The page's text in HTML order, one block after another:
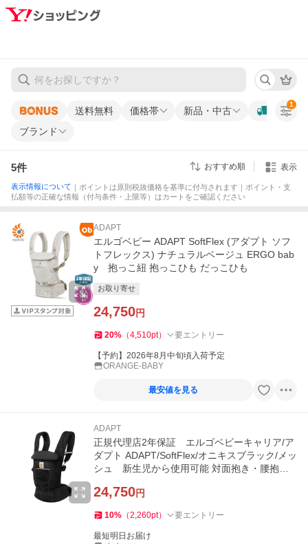
送料無料 価格帯
新品・中古
ブランド
1
5件 おすすめ順 表示
表示情報について ｜ポイントは原則税抜価格を基準に付与されます｜ポイント・支
払額等の正確な情報（付与条件・上限等）はカートをご確認ください
ADAPT
エルゴベビー ADAPT SoftFlex (アダプト ソフ
トフレックス) ナチュラルベージュ ERGO bab
y 抱っこ紐 抱っこひも だっこひも
お取り寄せ
24,750円
20% （4,510pt） 要エントリー
【予約】2026年8月中旬頃入荷予定
ORANGE-BABY
最安値を見る
ADAPT
正規代理店2年保証 エルゴベビーキャリア/ア
ダプト ADAPT/SoftFlex/オニキスブラック/メッ
シュ 新生児から使用可能 対面抱き・腰抱
24,750円
10% （2,260pt） 要エントリー
最短明日お届け